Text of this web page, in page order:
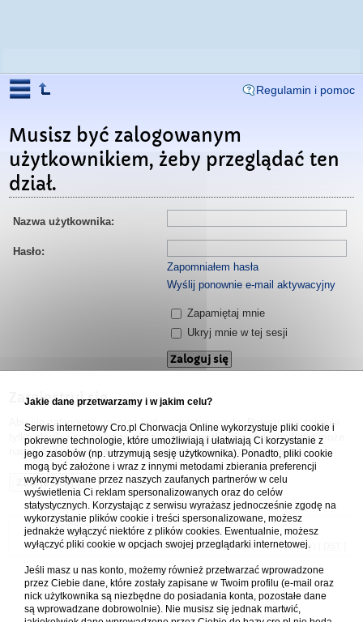
Regulamin i pomoc
Musisz być zalogowanym
użytkownikiem, żeby przeglądać ten
dział.
Nazwa użytkownika:
Hasło:
Zapomniałem hasła
Wyślij ponownie e-mail aktywacyjny
Zapamiętaj mnie
Ukryj mnie w tej sesji
Zarejestruj się
Aby się zalogować, musisz być zarejestrowany/a. Rejestracja zajmuje
tylko chwilę i znacznie zwiększa Twoje możliwości. Administrator może
nadać dodatkowe uprawnienia zarejestrowanym użytkownikom.
Zarejestruj się
Forum Chorwacja Online - Cro.pl
Usuń ciasteczka• Strefa czasowa: UTC + 1 (Polska - czas zimowy) [
Jakie dane przetwarzamy i w jakim celu?
Serwis internetowy Cro.pl Chorwacja Online wykorzystuje pliki cookie i
pokrewne technologie, które umożliwiają i ułatwiają Ci korzystanie z
jego zasobów (np. utrzymują sesję użytkownika). Ponadto, pliki cookie
mogą być założone i wraz z innymi metodami zbierania preferencji
wykorzystywane przez naszych zaufanych partnerów w celu
wyświetlenia Ci reklam spersonalizowanych oraz do celów
statystycznych. Korzystając z serwisu wyrażasz jednocześnie zgodę na
wykorzystanie plików cookie i treści spersonalizowane, możesz
jednakże wyłączyć niektóre z plików cookies. Ewentualnie, możesz
wyłączyć pliki cookie w opcjach swojej przeglądarki internetowej.
Jeśli masz u nas konto, możemy również przetwarzać wprowadzone
przez Ciebie dane, które zostały zapisane w Twoim profilu (e-mail oraz
nick użytkownika są niezbędne do posiadania konta, pozostałe dane
są wprowadzane dobrowolnie). Nie musisz się jednak martwić,